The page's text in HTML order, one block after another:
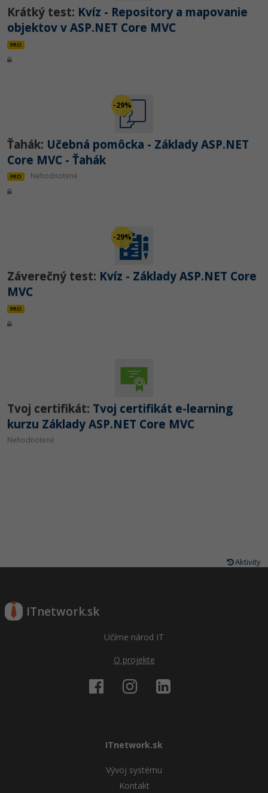
Krátký test: Kvíz - Repository a mapovanie
objektov v ASP.NET Core MVC
PRO
-29%
Ťahák: Učebná pomôcka - Základy ASP.NET
Core MVC - Ťahák
PRO Nehodnotené
-29%
Záverečný test: Kvíz - Základy ASP.NET Core
MVC
PRO
Tvoj certifikát: Tvoj certifikát e-learning
kurzu Základy ASP.NET Core MVC
Nehodnotené
Aktivity
ITnetwork.sk
Učíme národ IT
O projekte
ITnetwork.sk
Vývoj systému
Kontakt